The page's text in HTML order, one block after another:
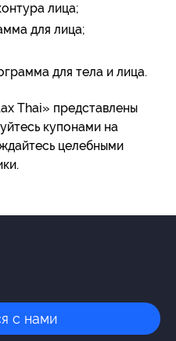
лица;
для лица;
для тела и лица.
Thai» представлены
купонами на
целебными
с нами